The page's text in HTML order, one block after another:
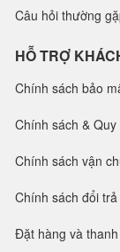
Câu hỏi thường
HỖ TRỢ
Chính sách bảo
Chính sách &
Chính sách vận
Chính sách đổi
Đặt hàng và